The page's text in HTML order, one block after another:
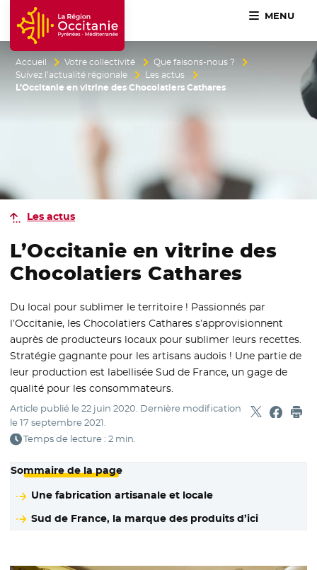
Accueil Région Occitanie / Pyrénées-Méditerranée
MENU
Accueil Votre collectivité
Que faisons-nous ?
Suivez l’actualité régionale
Les actus
L’Occitanie en vitrine des Chocolatiers Cathares
Les actus
L’Occitanie en vitrine des
Chocolatiers Cathares
Du local pour sublimer le territoire ! Passionnés par
l’Occitanie, les Chocolatiers Cathares s’approvisionnent
auprès de producteurs locaux pour sublimer leurs recettes.
Stratégie gagnante pour les artisans audois ! Une partie de
leur production est labellisée Sud de France, un gage de
qualité pour les consommateurs.
Article publié le22 juin 2020. Dernière modification
le17 septembre 2021.
Temps de lecture : 2 min.
Partager
- Nouvelle
-
Sommaire de la page
Une fabrication artisanale et locale
Sud de France, la marque des produits d’ici